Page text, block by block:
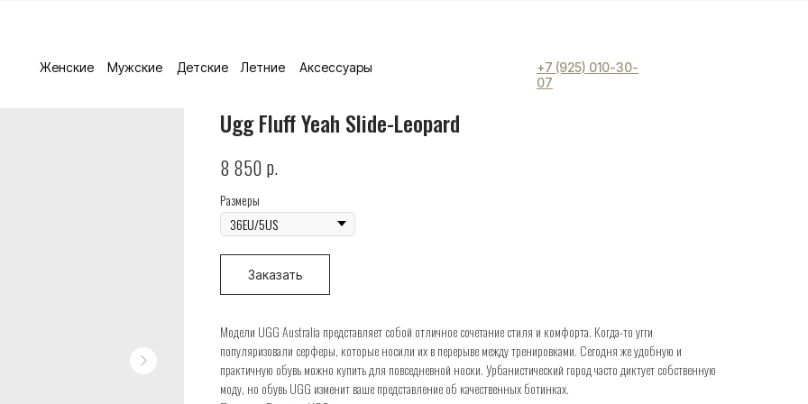
Женские Мужские Детские Летние Аксессуары
+7 (925) 010-30-
07
Ugg Fluff Yeah Slide-Leopard
8 850 р.
Размеры
Заказать
Модели UGG Australia представляет собой отличное сочетание стиля и комфорта. Когда-то угги
популяризовали серферы, которые носили их в перерыве между тренировками. Сегодня же удобную и
практичную обувь можно купить для повседневной носки. Урбанистический город часто диктует собственную
моду, но обувь UGG изменит ваше представление об качественных ботинках.